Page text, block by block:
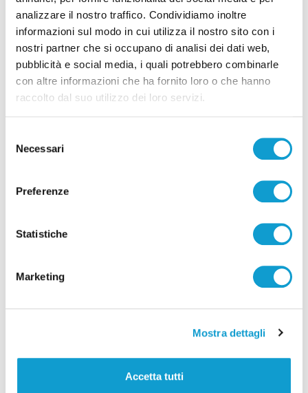
analizzare il nostro traffico. Condividiamo inoltre
informazioni sul modo in cui utilizza il nostro sito con i
nostri partner che si occupano di analisi dei dati web,
pubblicità e social media, i quali potrebbero combinarle
con altre informazioni che ha fornito loro o che hanno
raccolto dal suo utilizzo dei loro servizi.
delNecessari
Preferenze
Statistiche
Marketing
Mostra dettagli
Accetta tutti